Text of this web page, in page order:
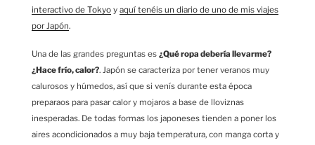
interactivo de Tokyo y aquí tenéis un diario de uno de mis viajes
por Japón.
Una de las grandes preguntas es ¿Qué ropa debería llevarme?
¿Hace frío, calor?. Japón se caracteriza por tener veranos muy
calurosos y húmedos, así que si venís durante esta época
preparaos para pasar calor y mojaros a base de lloviznas
inesperadas. De todas formas los japoneses tienden a poner los
aires acondicionados a muy baja temperatura, con manga corta y